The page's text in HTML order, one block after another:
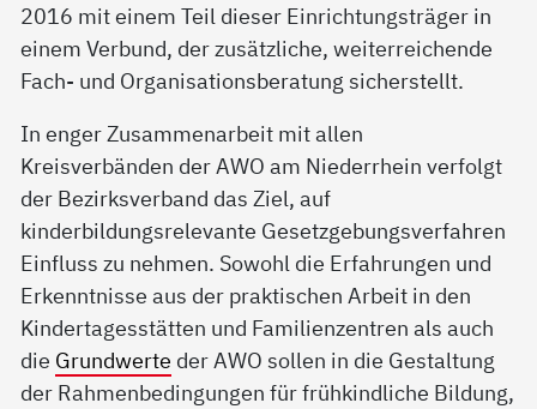
2016 mit einem Teil dieser Einrichtungsträger in
einem Verbund, der zusätzliche, weiterreichende
Fach- und Organisationsberatung sicherstellt.
In enger Zusammenarbeit mit allen
Kreisverbänden der AWO am Niederrhein verfolgt
der Bezirksverband das Ziel, auf
kinderbildungsrelevante Gesetzgebungsverfahren
Einfluss zu nehmen. Sowohl die Erfahrungen und
Erkenntnisse aus der praktischen Arbeit in den
Kindertagesstätten und Familienzentren als auch
die Grundwerte der AWO sollen in die Gestaltung
der Rahmenbedingungen für frühkindliche Bildung,